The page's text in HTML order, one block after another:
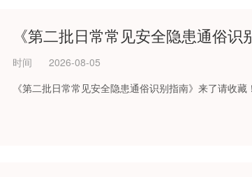
《第二批日常常见安全隐患通俗
时间
2026-08-05
《第二批日常常见安全隐患通俗识别指南》来了请收